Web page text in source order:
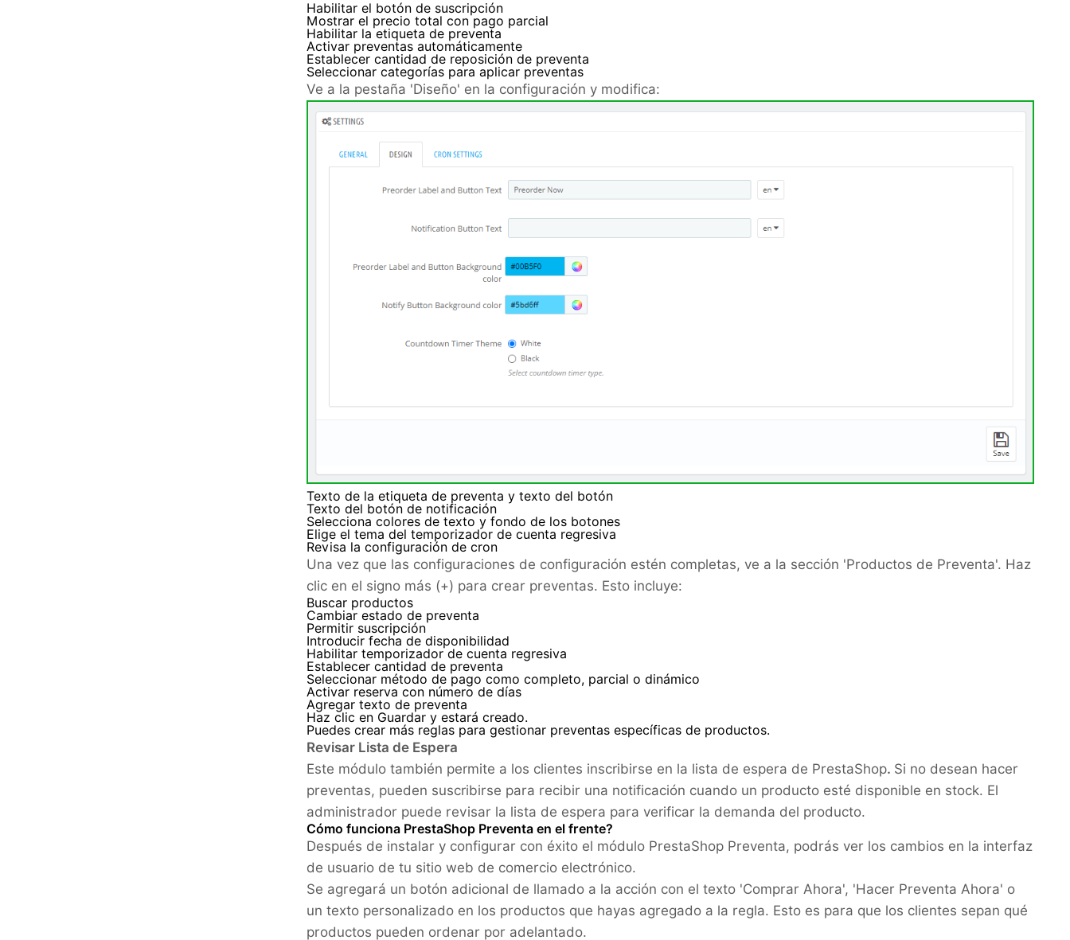
Habilitar el botón de suscripción
Mostrar el precio total con pago parcial
Habilitar la etiqueta de preventa
Activar preventas automáticamente
Establecer cantidad de reposición de preventa
Seleccionar categorías para aplicar preventas
Ve a la pestaña 'Diseño' en la configuración y modifica:
Texto de la etiqueta de preventa y texto del botón
Texto del botón de notificación
Selecciona colores de texto y fondo de los botones
Elige el tema del temporizador de cuenta regresiva
Revisa la configuración de cron
Una vez que las configuraciones de configuración estén completas, ve a la sección 'Productos de Preventa'. Haz
clic en el signo más (+) para crear preventas. Esto incluye:
Buscar productos
Cambiar estado de preventa
Permitir suscripción
Introducir fecha de disponibilidad
Habilitar temporizador de cuenta regresiva
Establecer cantidad de preventa
Seleccionar método de pago como completo, parcial o dinámico
Activar reserva con número de días
Agregar texto de preventa
Haz clic en Guardar y estará creado.
Puedes crear más reglas para gestionar preventas específicas de productos.
Revisar Lista de Espera
Este módulo también permite a los clientes inscribirse en la lista de espera de PrestaShop. Si no desean hacer
preventas, pueden suscribirse para recibir una notificación cuando un producto esté disponible en stock. El
administrador puede revisar la lista de espera para verificar la demanda del producto.
Cómo funciona PrestaShop Preventa en el frente?
Después de instalar y configurar con éxito el módulo PrestaShop Preventa, podrás ver los cambios en la interfaz
de usuario de tu sitio web de comercio electrónico.
Se agregará un botón adicional de llamado a la acción con el texto 'Comprar Ahora', 'Hacer Preventa Ahora' o
un texto personalizado en los productos que hayas agregado a la regla. Esto es para que los clientes sepan qué
productos pueden ordenar por adelantado.